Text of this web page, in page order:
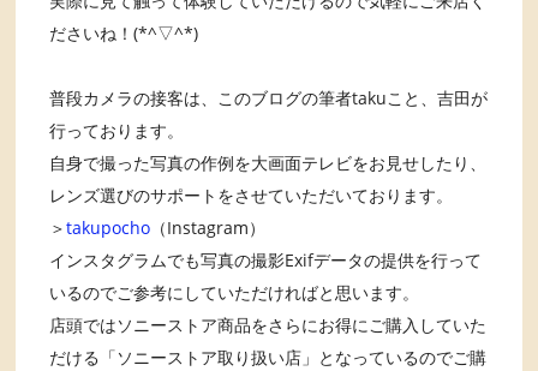
ださいね！(*^▽^*)
普段カメラの接客は、このブログの筆者takuこと、吉田が
行っております。
自身で撮った写真の作例を大画面テレビをお見せしたり、
レンズ選びのサポートをさせていただいております。
＞takupocho （Instagram）
インスタグラムでも写真の撮影Exifデータの提供を行って
いるのでご参考にしていただければと思います。
店頭ではソニーストア商品をさらにお得にご購入していた
だける「ソニーストア取り扱い店」となっているのでご購